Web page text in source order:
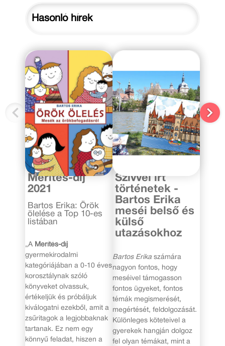
Hasonló hírek
2021. május 31.
Merítés-díj
2021
Bartos Erika: Örök
ölelése a Top 10-es
listában
„A Merítés-díj
gyermekirodalmi
kategóriájában a 0-10 éves
korosztálynak szóló
könyveket olvassuk,
értékeljük és próbáljuk
kiválogatni ezekből, amit a
zsűritagok a legjobbaknak
tartanak. Ez nem egy
könnyű feladat, hiszen a
2020. július 10.
Szívvel írt
történetek -
Bartos Erika
meséi belső és
külső
utazásokhoz
Bartos Erika számára
nagyon fontos, hogy
meséivel támogasson
fontos ügyeket, fontos
témák megismerését,
megértését, feldolgozását.
Különleges köteteivel a
gyerekek hangján dolgoz
fel olyan témákat, mint a